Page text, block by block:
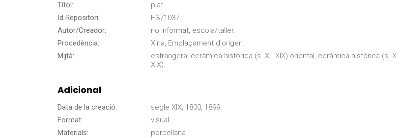
Títol:
plat
Id Repositori:
H371037
Autor/Creador:
no informat, escola/taller.
Procedència:
Xina, Emplaçament d'origen.
Mijtà:
estrangera, ceràmica històrica (s. X - XIX).oriental, ceràmica històrica (s. X -
XIX).
Adicional
Data de la creació:
segle XIX, 1800, 1899.
Format:
visual
Materials:
porcellana